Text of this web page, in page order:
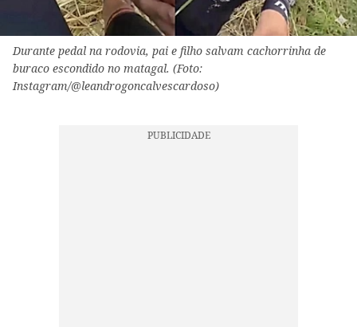
Durante pedal na rodovia, pai e filho salvam cachorrinha de
buraco escondido no matagal. (Foto:
Instagram/@leandrogoncalvescardoso)